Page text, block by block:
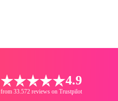
4.9
from 33.572 reviews on Trustpilot